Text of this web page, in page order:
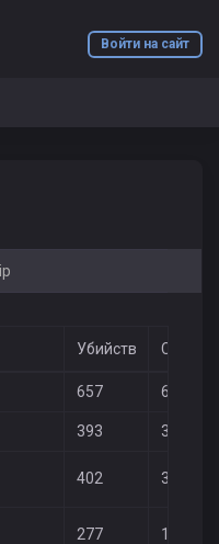
Войти на сайт
Убийств
657 656
393 334
402 324
277 172